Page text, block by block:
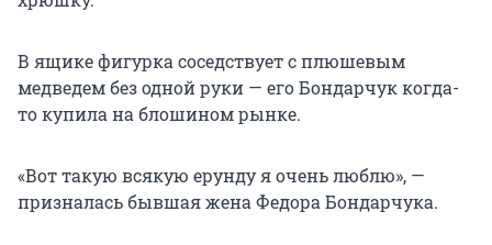
В ящике фигурка соседствует с плюшевым
медведем без одной руки — его Бондарчук когда-
то купила на блошином рынке.
«Вот такую всякую ерунду я очень люблю», —
призналась бывшая жена Федора Бондарчука.